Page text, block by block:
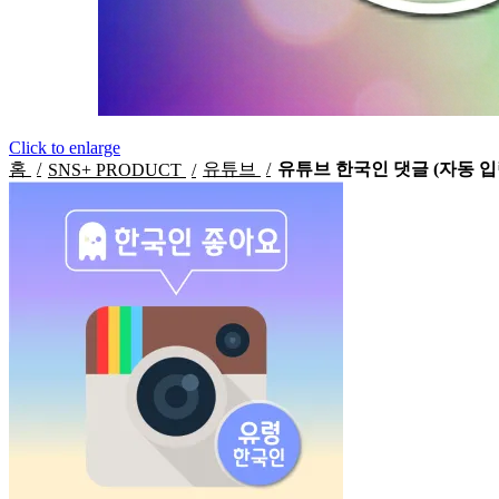
Click to enlarge
홈
SNS+ PRODUCT 유튜브 유튜브 한국인 댓글 (자동